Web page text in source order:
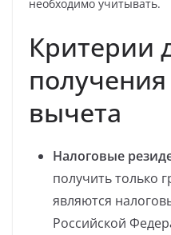
необходимо учитывать.
Критерии
вычета
Налоговые
получить только
являются
Российской